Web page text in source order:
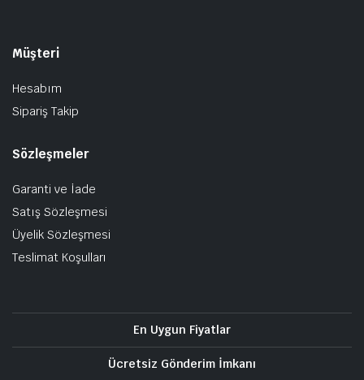
Müşteri
Hesabım
Sipariş Takip
Sözleşmeler
Garanti ve İade
Satış Sözleşmesi
Üyelik Sözleşmesi
Teslimat Koşulları
En Uygun Fiyatlar
Ücretsiz Gönderim İmkanı